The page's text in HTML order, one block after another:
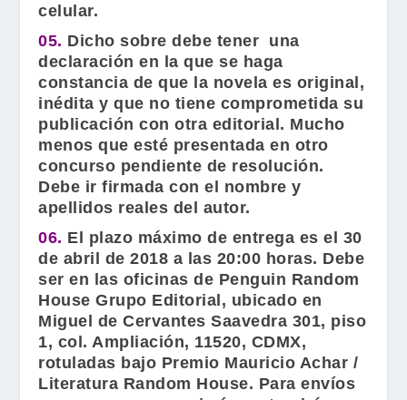
celular.
05. Dicho sobre debe tener una
declaración en la que se haga
constancia de que la novela es original,
inédita y que no tiene comprometida su
publicación con otra editorial. Mucho
menos que esté presentada en otro
concurso pendiente de resolución.
Debe ir firmada con el nombre y
apellidos reales del autor.
06. El plazo máximo de entrega es el 30
de abril de 2018 a las 20:00 horas. Debe
ser en las oficinas de Penguin Random
House Grupo Editorial, ubicado en
Miguel de Cervantes Saavedra 301, piso
1, col. Ampliación, 11520, CDMX,
rotuladas bajo Premio Mauricio Achar /
Literatura Random House. Para envíos